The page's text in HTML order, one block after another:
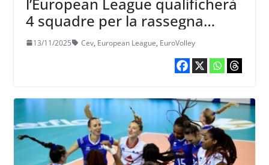
4 squadre per la rassegna
continentale assoluta
13/11/2025 Cev, European League, EuroVolley